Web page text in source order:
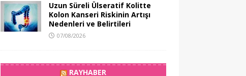
Uzun Süreli Ülseratif Kolitte
Kolon Kanseri Riskinin Artışı
Nedenleri ve Belirtileri
07/08/2026
RAYHABER